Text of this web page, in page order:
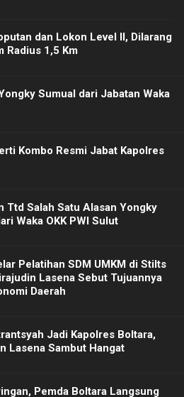
dan Lokon Level II, Dilarang
Radius 1,5 Km
Sumual dari Jabatan Waka
Kombo Resmi Jabat Kapolres
Ttd Salah Satu Alasan Yongky
Waka OKK PWI Sulut
Pelatihan SDM UMKM di Stilts
Lasena Sebut Tujuannya
Daerah
Jadi Kapolres Boltara,
Lasena Sambut Hangat
Pemda Boltara Langsung